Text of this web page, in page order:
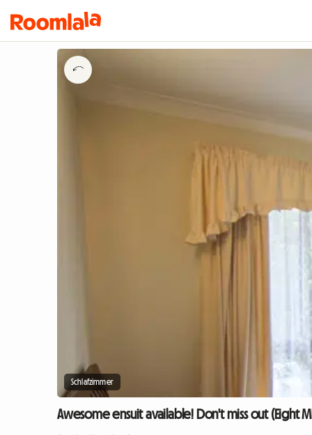
Schlafzimmer
Awesome ensuit available! Don't miss out (Eight